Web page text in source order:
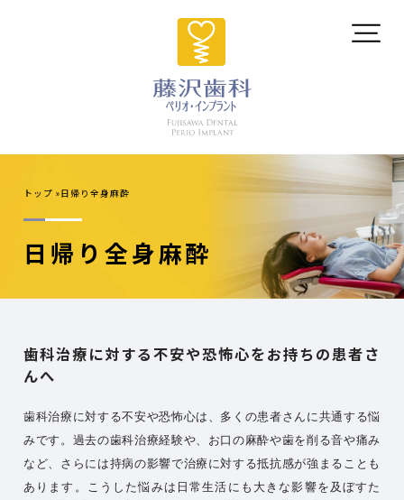
トップ 日帰り全身麻酔
日帰り全身麻酔
歯科治療に対する不安や恐怖心をお持ちの患者さ
んへ
歯科治療に対する不安や恐怖心は、多くの患者さんに共通する悩
みです。過去の歯科治療経験や、お口の麻酔や歯を削る音や痛み
など、さらには持病の影響で治療に対する抵抗感が強まることも
あります。こうした悩みは日常生活にも大きな影響を及ぼすた